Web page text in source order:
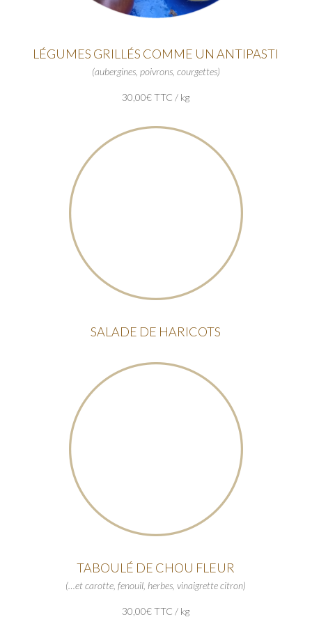
LÉGUMES GRILLÉS COMME UN ANTIPASTI
(aubergines, poivrons, courgettes)
30,00€ TTC / kg
SALADE DE HARICOTS
TABOULÉ DE CHOU FLEUR
(…et carotte, fenouil, herbes, vinaigrette citron)
30,00€ TTC / kg